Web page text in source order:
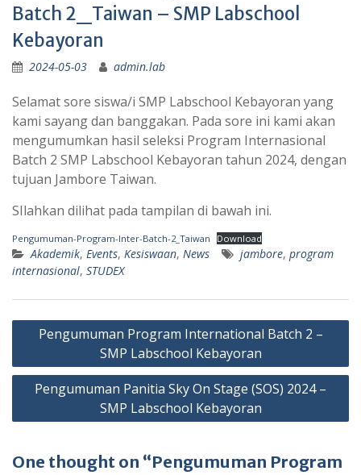
Batch 2_Taiwan – SMP Labschool
Kebayoran
2024-05-03 admin.lab
Selamat sore siswa/i SMP Labschool Kebayoran yang
kami sayang dan banggakan. Pada sore ini kami akan
mengumumkan hasil seleksi Program Internasional
Batch 2 SMP Labschool Kebayoran tahun 2024, dengan
tujuan Jambore Taiwan.
SIlahkan dilihat pada tampilan di bawah ini.
Pengumuman-Program-Inter-Batch-2_Taiwan Download
Akademik, Events, Kesiswaan, News jambore, program
internasional, STUDEX
Post
navigation
Pengumuman Program International Batch 2 –
SMP Labschool Kebayoran
Pengumuman Panitia Sky On Stage (SOS) 2024 –
SMP Labschool Kebayoran
One thought on “Pengumuman Program